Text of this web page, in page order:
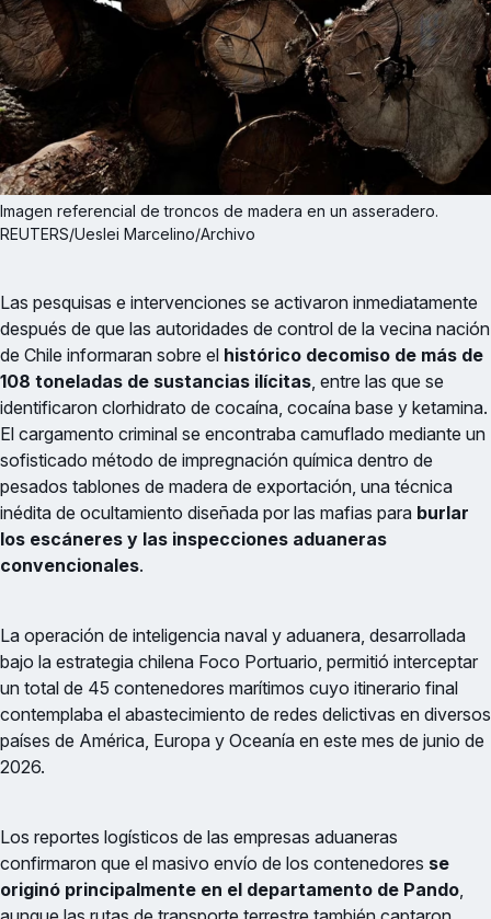
Imagen referencial de troncos de madera en un asseradero.
REUTERS/Ueslei Marcelino/Archivo
Las pesquisas e intervenciones se activaron inmediatamente
después de que las autoridades de control de la vecina nación
de Chile informaran sobre el histórico decomiso de más de
108 toneladas de sustancias ilícitas , entre las que se
identificaron clorhidrato de cocaína, cocaína base y ketamina.
El cargamento criminal se encontraba camuflado mediante un
sofisticado método de impregnación química dentro de
pesados tablones de madera de exportación, una técnica
inédita de ocultamiento diseñada por las mafias para burlar
los escáneres y las inspecciones aduaneras
convencionales.
La operación de inteligencia naval y aduanera, desarrollada
bajo la estrategia chilena Foco Portuario, permitió interceptar
un total de 45 contenedores marítimos cuyo itinerario final
contemplaba el abastecimiento de redes delictivas en diversos
países de América, Europa y Oceanía en este mes de junio de
2026.
Los reportes logísticos de las empresas aduaneras
confirmaron que el masivo envío de los contenedores se
originó principalmente en el departamento de Pando